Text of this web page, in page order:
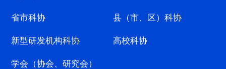
省市科协 县（市、区）科协
新型研发机构科协 高校科协
学会（协会、研究会）